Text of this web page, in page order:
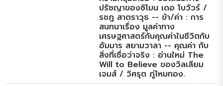
ปรัชญาของซิโมน เดอ โบวัวร์ /
รชฎ สาตราวุธ -- ข้า/ค่า : การ
สนทนาเรื่อง มูลค่าทาง
เศรษฐศาสตร์กับคุณค่าในชีวิตกับ
อัมมาร สยามวาลา -- คุณค่า กับ
สิ่งที่เชื่อว่าจริง : อ่านใหม่ The
Will to Believe ของวิลเลียม
เจมส์ / วิศรุต ภู่ไหมทอง.